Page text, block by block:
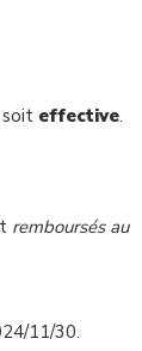
effective.
remboursés au
11/30.